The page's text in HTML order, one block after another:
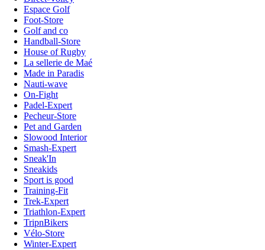
Espace Golf
Foot-Store
Golf and co
Handball-Store
House of Rugby
La sellerie de Maé
Made in Paradis
Nauti-wave
On-Fight
Padel-Expert
Pecheur-Store
Pet and Garden
Slowood Interior
Smash-Expert
Sneak'In
Sneakids
Sport is good
Training-Fit
Trek-Expert
Triathlon-Expert
TripnBikers
Vélo-Store
Winter-Expert